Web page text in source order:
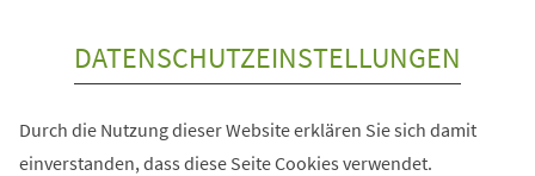
DATENSCHUTZEINSTELLUNGEN
Durch die Nutzung dieser Website erklären Sie sich damit
einverstanden, dass diese Seite Cookies verwendet.